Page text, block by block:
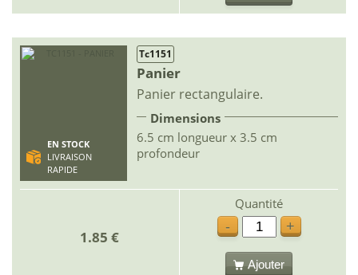
EN STOCK
LIVRAISON
RAPIDE
Tc1151
Panier
Panier rectangulaire.
Dimensions
6.5 cm longueur x 3.5 cm
profondeur
1.85 €
Quantité
-
+
Ajouter